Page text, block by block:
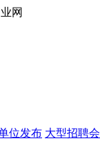
网
位发布 大型招聘会